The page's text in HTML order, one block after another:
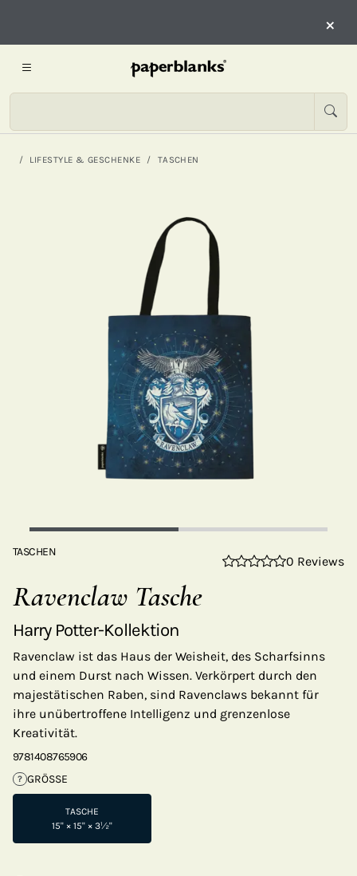
×
LIFESTYLE & GESCHENKE TASCHEN
TASCHEN
0 Reviews
Ravenclaw Tasche
Harry Potter-Kollektion
Ravenclaw ist das Haus der Weisheit, des Scharfsinns
und einem Durst nach Wissen. Verkörpert durch den
majestätischen Raben, sind Ravenclaws bekannt für
ihre unübertroffene Intelligenz und grenzenlose
Kreativität.
9781408765906
? GRÖSSE
TASCHE
15" × 15" × 3½"